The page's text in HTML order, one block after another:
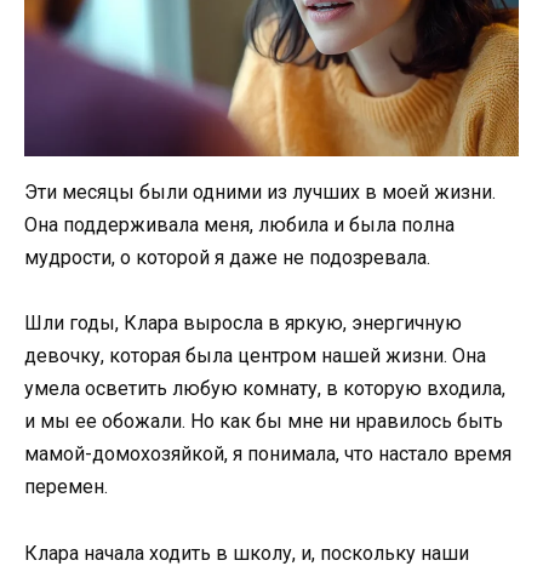
Эти месяцы были одними из лучших в моей жизни.
Она поддерживала меня, любила и была полна
мудрости, о которой я даже не подозревала.
Шли годы, Клара выросла в яркую, энергичную
девочку, которая была центром нашей жизни. Она
умела осветить любую комнату, в которую входила,
и мы ее обожали. Но как бы мне ни нравилось быть
мамой-домохозяйкой, я понимала, что настало время
перемен.
Клара начала ходить в школу, и, поскольку наши